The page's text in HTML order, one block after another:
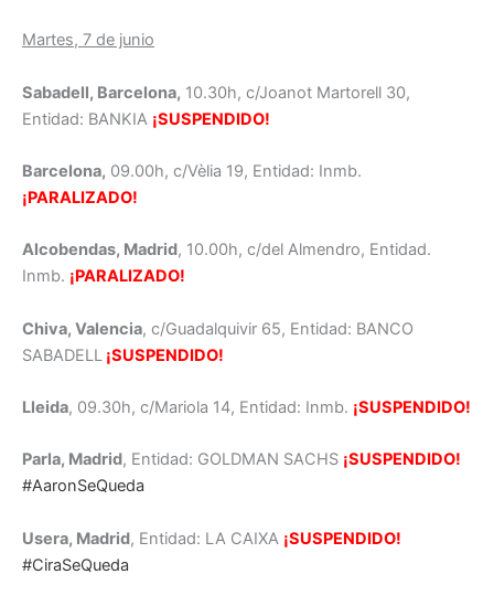
Martes, 7 de junio
Sabadell, Barcelona, 10.30h, c/Joanot Martorell 30,
Entidad: BANKIA ¡SUSPENDIDO!
Barcelona, 09.00h, c/Vèlia 19, Entidad: Inmb.
¡PARALIZADO!
Alcobendas, Madrid, 10.00h, c/del Almendro, Entidad.
Inmb. ¡PARALIZADO!
Chiva, Valencia, c/Guadalquivir 65, Entidad: BANCO
SABADELL ¡SUSPENDIDO!
Lleida, 09.30h, c/Mariola 14, Entidad: Inmb. ¡SUSPENDIDO!
Parla, Madrid, Entidad: GOLDMAN SACHS ¡SUSPENDIDO!
#AaronSeQueda
Usera, Madrid, Entidad: LA CAIXA ¡SUSPENDIDO!
#CiraSeQueda